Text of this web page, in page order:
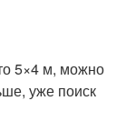
5×4 м, можно
уже поиск